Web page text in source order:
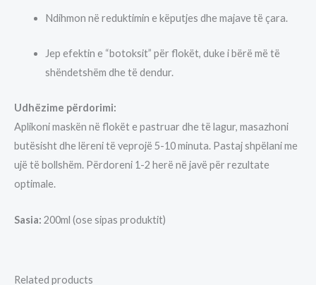
Ndihmon në reduktimin e këputjes dhe majave të çara.
Jep efektin e “botoksit” për flokët, duke i bërë më të
shëndetshëm dhe të dendur.
Udhëzime përdorimi:
Aplikoni maskën në flokët e pastruar dhe të lagur, masazhoni
butësisht dhe lëreni të veprojë 5-10 minuta. Pastaj shpëlani me
ujë të bollshëm. Përdoreni 1-2 herë në javë për rezultate
optimale.
Sasia: 200ml (ose sipas produktit)
Related products